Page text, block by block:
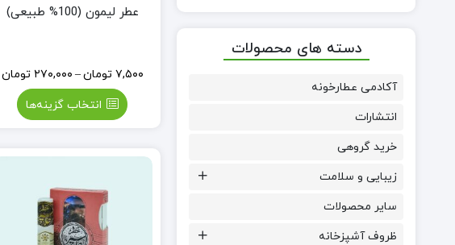
عطر لیمون (100% طبیعی)
۷,۵۰۰ تومان– ۲۷۰,۰۰۰ تومان
انتخاب گزینه‌ها
دسته های محصولات
آکادمی عطارخونه
انتشارات
خرید گروهی
زیبایی و سلامت
سایر محصولات
ظروف آشپزخانه